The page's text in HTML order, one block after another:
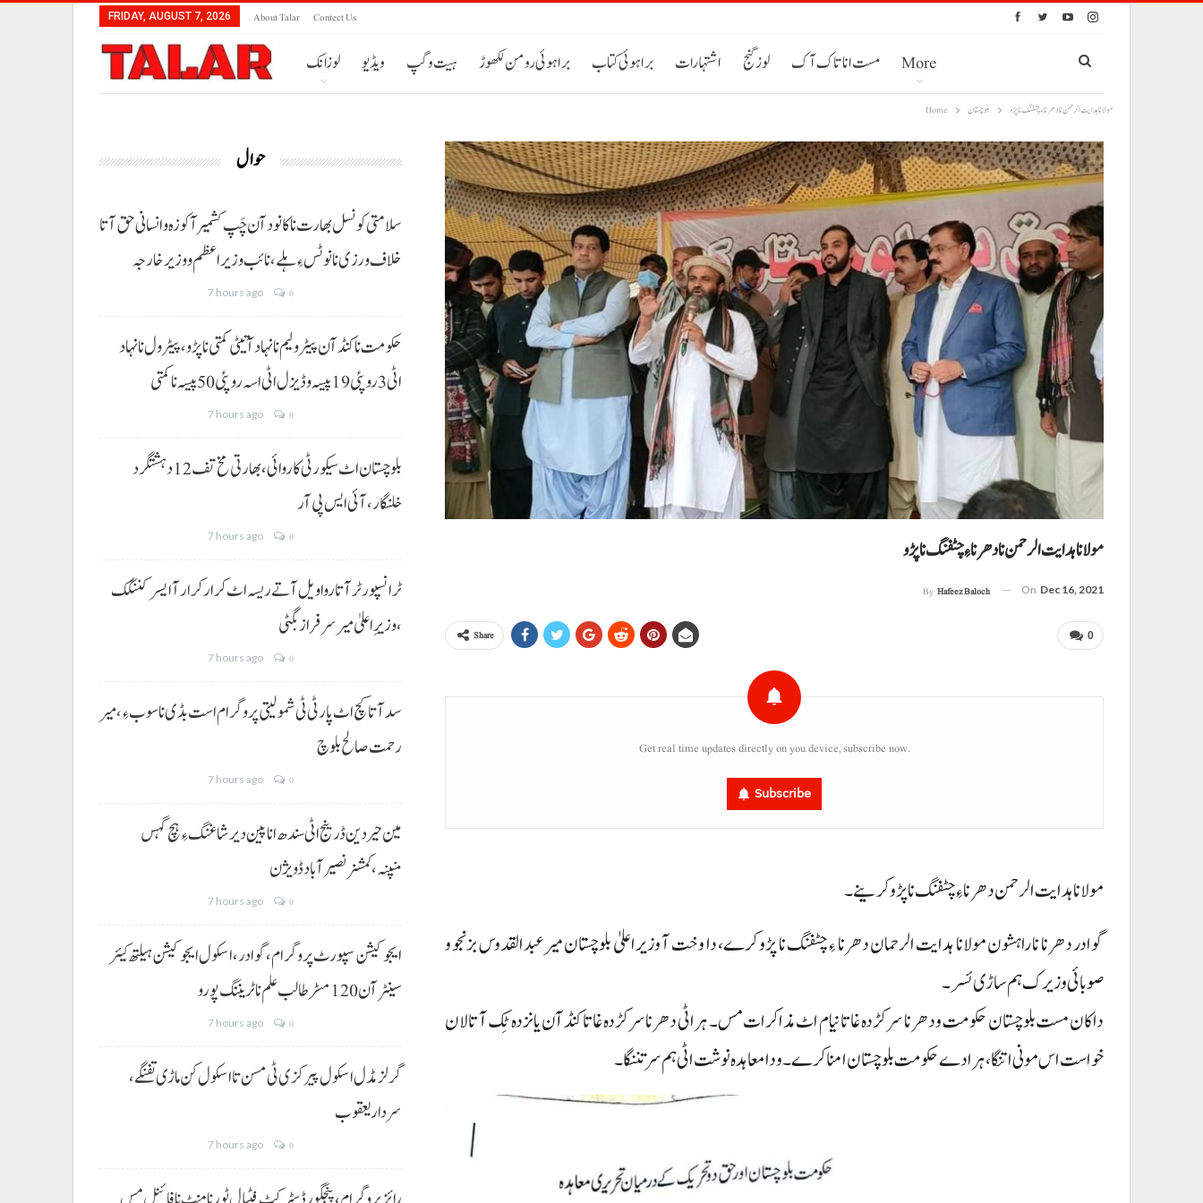
FRIDAY, AUGUST 7, 2026 About Talar Contect Us
لوزانک ویڈیو ہیت و گپ براہوئی رومن لکھوڑ براہوئی کتاب اشتہارات لوز گنج مست انا تاک آک More
Home بلوچستان مولانا ہدایت الرحمن نا دھرنا ءِ چٹفنگ نا پڑو
مولانا ہدایت الرحمن نا دھرنا ءِ چٹفنگ نا پڑو
By Hafeez Baloch On Dec 16, 2021
0
Share
Get real time updates directly on you device, subscribe now.
Subscribe
مولانا ہدایت الرحمن دھرنا ءِ چٹفنگ نا پڑو کرینے۔
گوادر دھرنا نا راہشون مولانا ہدایت الرحمان دھرنا ءِ چٹفنگ نا پڑو کرے، دا وخت آ وزیراعلیٰ بلوچستان میر عبدالقدوس بزنجو و
صوبائی وزیرک ہم ساڑی ئسر۔
داکان مست بلوچستان حکومت و دھرنا سرکڑدہ غاتا نیام اٹ مذاکرات مس۔ ہراٹی دھرنا سرکڑدہ غاتا کنڈ آن یانزدہ ٹِک آ تالان
خواست اس مونی اتنگا، ہرادے حکومت بلوچستان امنا کرے۔ و دا معاہدہ نوشت اٹی ہم سر تننگا۔
حوال
سلامتی کونسل بھارت نا کانود آن چَپ کشمیر آ کوزہ و انسانی حق آتا
خلاف ورزی نا نوٹس ءِ ہلے،نائب وزیراعظم و وزیر خارجہ
7 hours ago 0
حکومت نا کنڈ آن پیٹرولیم نا نہاد آتیٹی کمتی نا پڑو،پیٹرول نا نہاد
اٹی 3 روپئی 19 پیسہ و ڈیزل اٹی اسہ روپئی 50 پیسہ نا کمتی
7 hours ago 0
بلوچستان اٹ سیکورٹی کاروائی، بھارتی مخ تف 12 دہشتگرد
خلنگار،آئی ایس پی آر
7 hours ago 0
ٹرانسپورٹر آتا روا ویل آتے ریسہ اٹ کرار کرار آ ایسر کننگک
،وزیرِ اعلیٰ میر سرفراز بگٹی
7 hours ago 0
سد آتا کچ اٹ پارٹی ٹی شمولیتی پروگرام است بڈی نا سوب ءِ،میر
رحمت صالح بلوچ
7 hours ago 0
مین حیردین ڈرینج اٹی سندھ انا پین دیر شاغنگ ءِ ہچ گہس
منپنہ،کمشنر نصیرآباد ڈویژن
7 hours ago 0
ایجوکیشن سپورٹ پروگرام،گوادر، اسکول ایجوکیشن ہیلتھ کیئر
سینٹر آن 120 مسڑ طالب علم نا ٹریننگ پورو
7 hours ago 0
گرلز مڈل اسکول پیرکزی ٹی مسن تا اسکول کن ماڑی تفنگے،
سردار یعقوب
7 hours ago 0